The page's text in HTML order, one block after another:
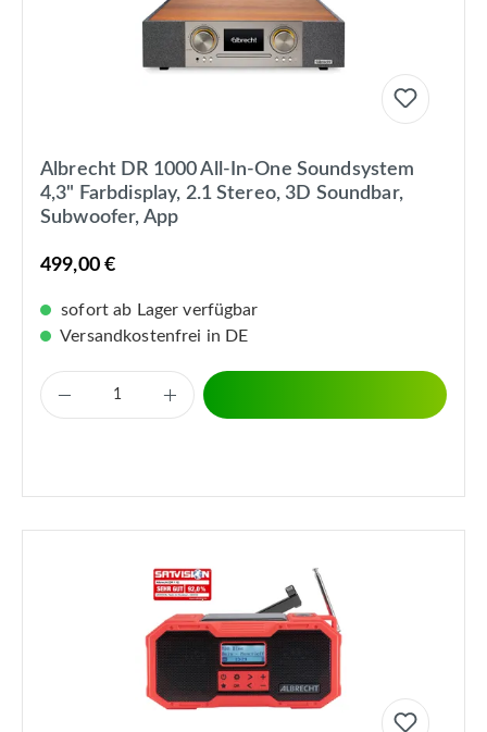
Albrecht DR 1000 All-In-One Soundsystem
4,3" Farbdisplay, 2.1 Stereo, 3D Soundbar,
Subwoofer, App
499,00 €
sofort ab Lager verfügbar
Versandkostenfrei in DE